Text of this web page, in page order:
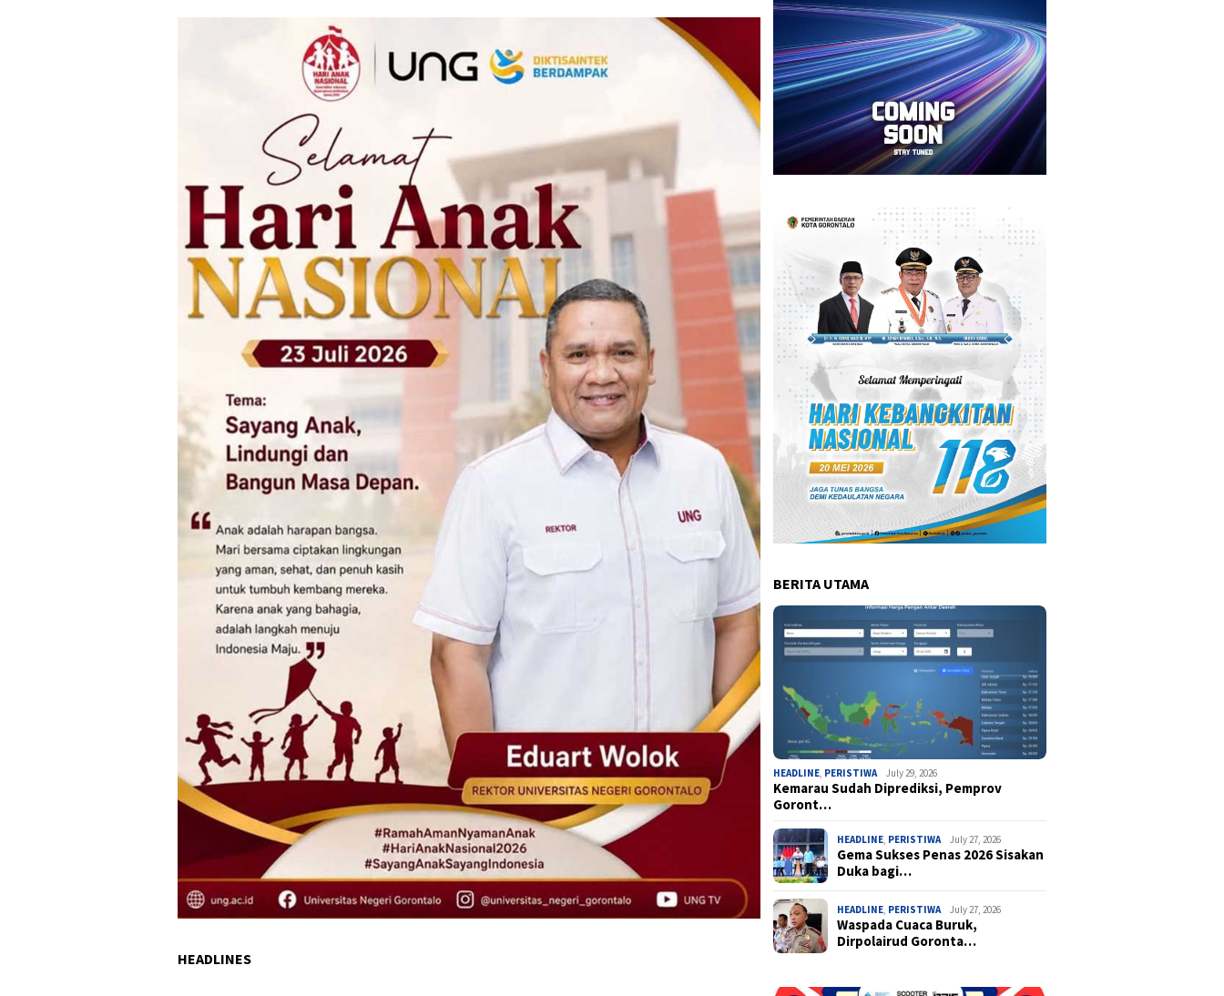
HEADLINES
BERITA UTAMA
HEADLINE, PERISTIWA July 29, 2026
Kemarau Sudah Diprediksi, Pemprov
Goront…
HEADLINE, PERISTIWA July 27, 2026
Gema Sukses Penas 2026 Sisakan
Duka bagi…
HEADLINE, PERISTIWA July 27, 2026
Waspada Cuaca Buruk,
Dirpolairud Goronta…